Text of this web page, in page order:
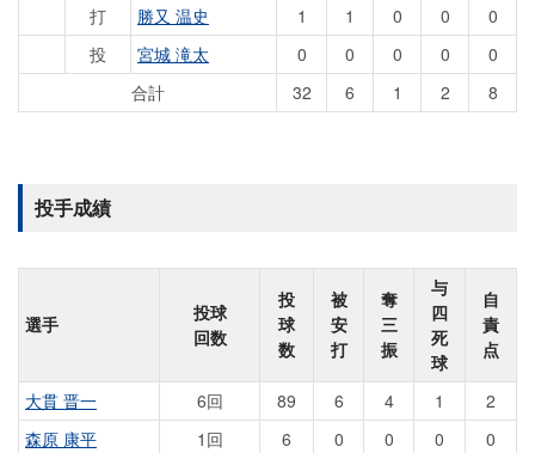
打
勝又 温史 1 1 0 0
0
投
宮城 滝太 0 0 0 0
0
合計
32 6 1 2 8
投手成績
選手
投球
回数
投
球
数
被
安
打
奪
三
振
与
四
死
球
自
責
点
大貫 晋一 6回 89 6 4 1
2
森原 康平
1回 6 0 0 0
0